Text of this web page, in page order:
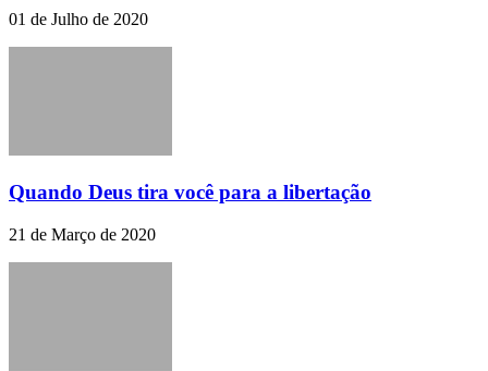
01 de Julho de 2020
Quando Deus tira você para a libertação
21 de Março de 2020